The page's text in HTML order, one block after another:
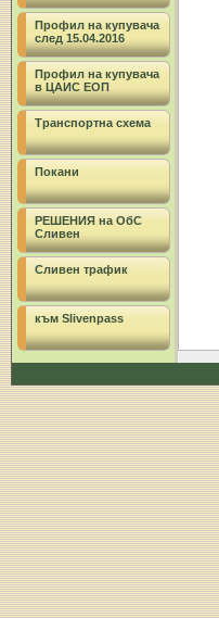
Профил на купувача
след 15.04.2016
Профил на купувача
в ЦАИС ЕОП
Транспортна схема
Покани
РЕШЕНИЯ на ОбС
Сливен
Сливен трафик
към Slivenpass